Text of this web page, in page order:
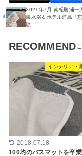
2021年7月 南紀勝浦一
海水浴＆ホテル浦島『
験
RECOMMEND
インテリア・
2018.07.18
100均のバスマットを卒